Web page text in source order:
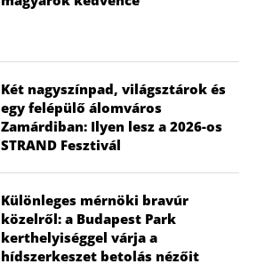
Két nagyszínpad, világsztárok és
egy felépülő álomváros
Zamárdiban: Ilyen lesz a 2026-os
STRAND Fesztivál
Különleges mérnöki bravúr
közelről: a Budapest Park
kerthelyiséggel várja a
hídszerkeszet betolás nézőit